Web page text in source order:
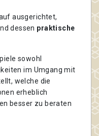
ausgerichtet,
dessen praktische
sowohl
im Umgang mit
welche die
erheblich
besser zu beraten